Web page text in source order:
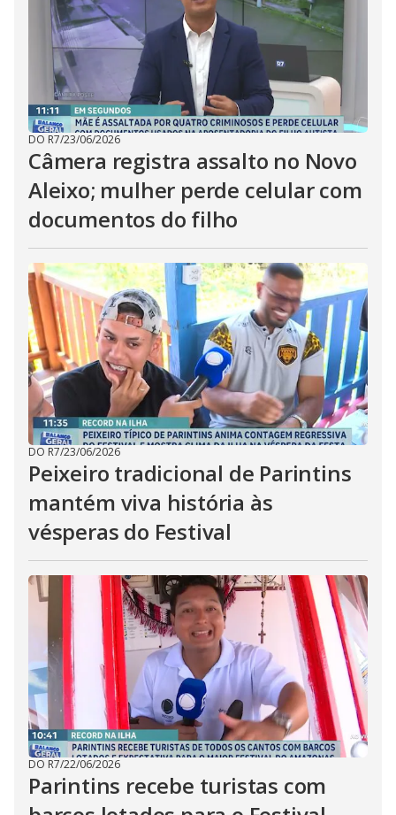
DO R7/23/06/2026
Câmera registra assalto no Novo
Aleixo; mulher perde celular com
documentos do filho
DO R7/23/06/2026
Peixeiro tradicional de Parintins
mantém viva história às
vésperas do Festival
DO R7/22/06/2026
Parintins recebe turistas com